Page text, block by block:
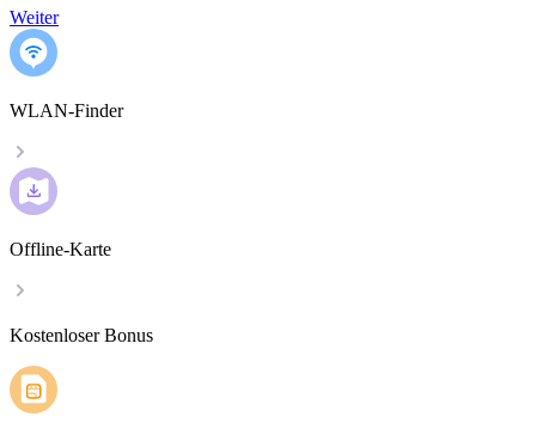
Weiter
WLAN-Finder
Offline-Karte
Kostenloser Bonus